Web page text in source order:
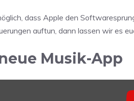
dass Apple den
auftun, dann lassen wir es
Musik-App